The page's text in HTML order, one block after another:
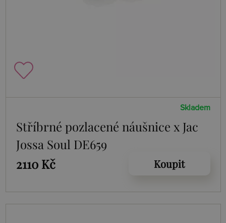
Skladem
Stříbrné pozlacené náušnice x Jac
Jossa Soul DE659
2110 Kč
Koupit